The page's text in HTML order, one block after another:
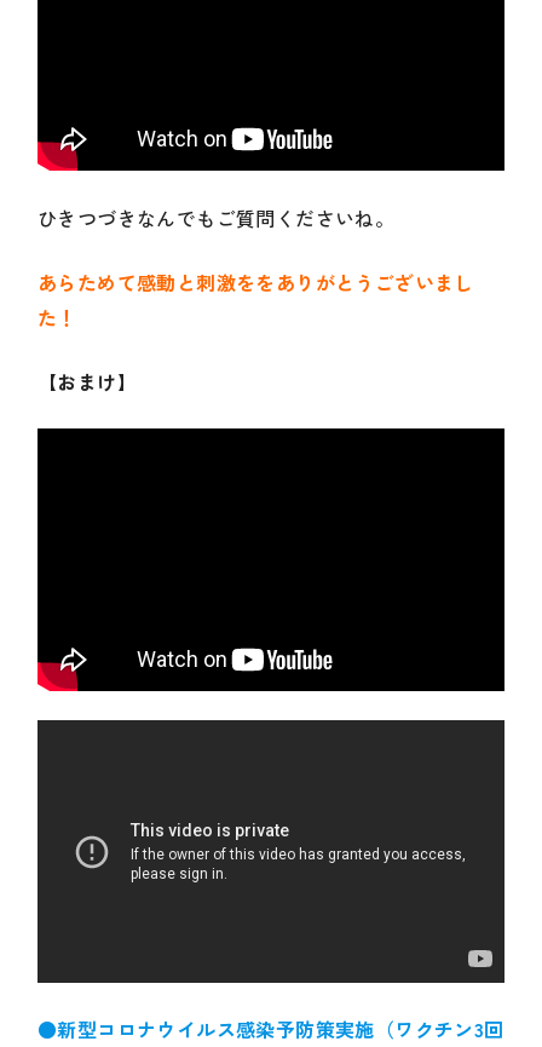
ひきつづきなんでもご質問くださいね。
あらためて感動と刺激ををありがとうございまし
た！
【おまけ】
●新型コロナウイルス感染予防策実施（ワクチン3回